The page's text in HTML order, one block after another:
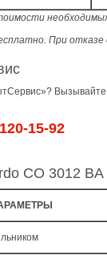
При
15-92
CO 3012 BA